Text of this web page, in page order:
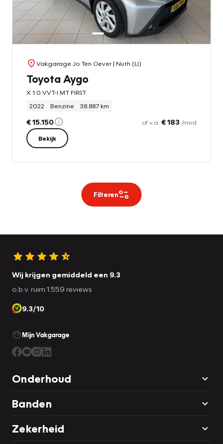
Vakgarage Jo Ten Oever| Nuth (LI)
Toyota Aygo
X 1.0 VVT-I MT FIRST
2022
Benzine 38.887 km
€ 15.150 of v.a. € 183 /mnd
Bekijk
Filteren
Wij krijgen gemiddeld een 9.3
o.b.v. ruim 1.559 reviews
9.3/10
Mijn Vakgarage
Onderhoud
Banden
Zekerheid